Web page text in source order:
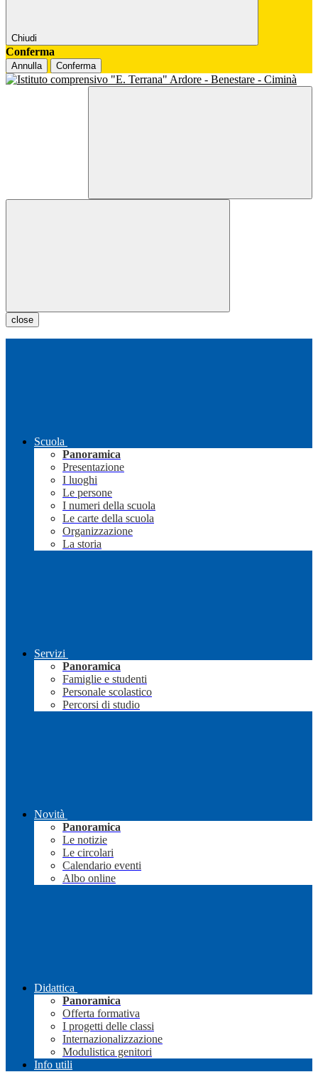
Chiudi
Conferma
Annulla Conferma
close
Scuola
Panoramica
Presentazione
I luoghi
Le persone
I numeri della scuola
Le carte della scuola
Organizzazione
La storia
Servizi
Panoramica
Famiglie e studenti
Personale scolastico
Percorsi di studio
Novità
Panoramica
Le notizie
Le circolari
Calendario eventi
Albo online
Didattica
Panoramica
Offerta formativa
I progetti delle classi
Internazionalizzazione
Modulistica genitori
Info utili